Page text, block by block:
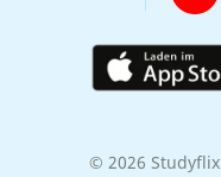
© 2026 Studyflix